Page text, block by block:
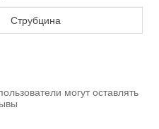
Струбцина
могут оставлять